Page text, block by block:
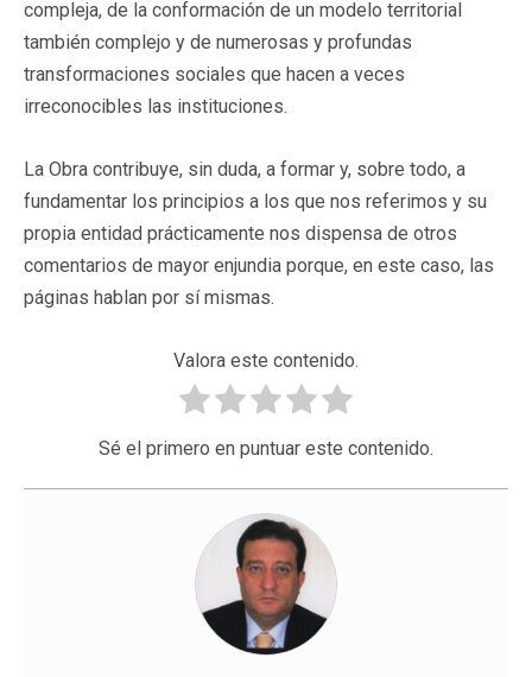
compleja, de la conformación de un modelo territorial
también complejo y de numerosas y profundas
transformaciones sociales que hacen a veces
irreconocibles las instituciones.
La Obra contribuye, sin duda, a formar y, sobre todo, a
fundamentar los principios a los que nos referimos y su
propia entidad prácticamente nos dispensa de otros
comentarios de mayor enjundia porque, en este caso, las
páginas hablan por sí mismas.
Valora este contenido.
Sé el primero en puntuar este contenido.